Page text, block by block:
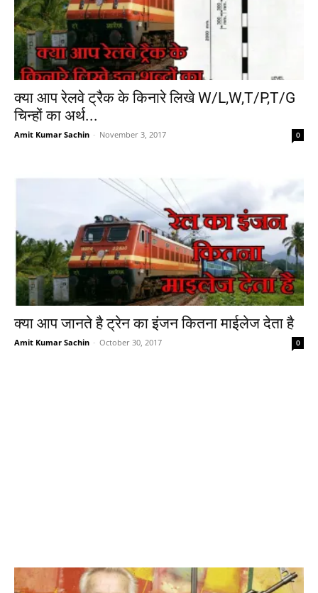
क्या आप रेलवे ट्रैक के किनारे लिखे W/L,W,T/P,T/G
चिन्हों का अर्थ...
Amit Kumar Sachin - November 3, 2017 0
क्या आप जानते है ट्रेन का इंजन कितना माईलेज देता है
Amit Kumar Sachin - October 30, 2017 0